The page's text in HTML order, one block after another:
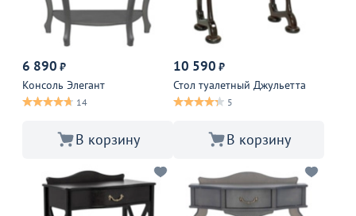
6 890 ₽
Консоль Элегант
14
В корзину
10 590 ₽
Стол туалетный Джульетта
5
В корзину